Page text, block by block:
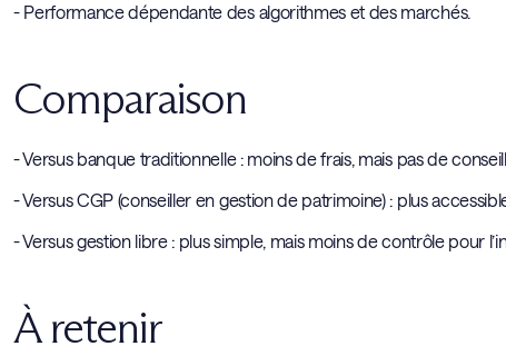
- Performance dépendante des algorithmes et des marchés.
Comparaison
- Versus banque traditionnelle : moins de frais, mais pas de
- Versus CGP (conseiller en gestion de patrimoine) : plus
- Versus gestion libre : plus simple, mais moins de contrôle pour
À retenir